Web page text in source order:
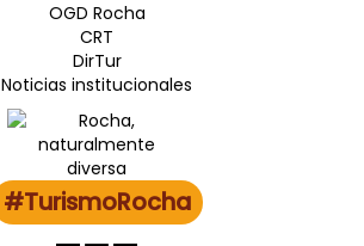
OGD Rocha
CRT
DirTur
Noticias institucionales
#TurismoRocha